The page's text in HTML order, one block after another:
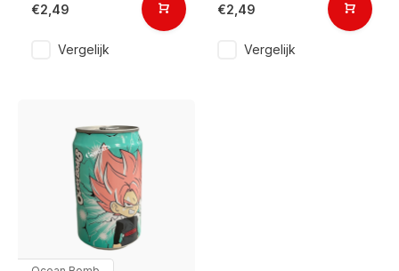
€2,49
Vergelijk
€2,49
Vergelijk